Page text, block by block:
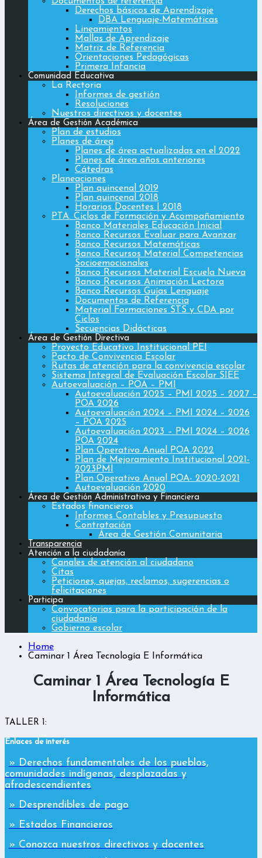
Derechos básicos de Aprendizaje
DBA Lenguaje-Matemáticas
Lineamientos
Mallas de Aprendizaje
Matriz de Referencia
Orientaciones Pedagógicas
Primera Infancia
Comunidad Educativa
La Rectoria
Informes de gestión
Resoluciones
Nuestros directivos y docentes
Área de Gestión Académica
Plan de estudios
Planes de área
Planes de área actualizadas en el 2022
Planes de área años anteriores
Cátedras
Planeaciones
Plan quincenal 2019
Plan quincenal 2018
Horarios Docentes | 2018
PTA. Ciclos de Formación y Acompañamiento
Banco Materiales Educación Inicial
Banco Recursos Evaluar para Avanzar
Banco Recursos Matemáticas
Banco Recursos Material Competencias
Socioemocionales
Banco Recursos Material Escuela Nueva
Banco Recursos Animación Lectora
Banco Recursos Guías Lenguaje
Documentos de Referencia
Material Formaciones STS y CDA por
Ciclos
Secuencias Didácticas
Área de Gestión Directiva
Proyecto Educativo Institucional PEI
Pacto de Convivencia Escolar
Rutas de atención para la convivencia escolar
Sistema Integral de Evaluación Escolar SIEE
Autoevaluación – POA – PMI
Autoevaluación 2025 – PMI 2025 – 2027 –
POA 2026
Autoevaluación 2024 – PMI 2024 – 2026
– POA 2025
Autoevaluación 2023 – PMI 2024 – 2026
POA 2024
Plan Operativo Anual POA 2022
Plan de Mejoramiento Institucional 2021-
2023PMI
Plan Operativo Anual POA- 2020-2021
Autoevaluación 2020
Área de Gestión Administrativa y Financiera
Estados financieros
Informes Contables y Presupuesto
Contratación
Área de Gestión Comunitaria
Transparencia
Atención a la ciudadanía
Canales de atención al ciudadano
Citas
Peticiones, quejas, reclamos, sugerencias o
felicitaciones
Participa
Convocatorias para la participación de la
ciudadanía
Gobierno escolar
Home
Caminar 1 Área Tecnología E Informática
Caminar 1 Área Tecnología E
Informática
TALLER 1:
Enlaces de interés
» Derechos fundamentales de los pueblos,
comunidades indígenas, desplazadas y
afrodescendientes
» Desprendibles de pago
» Estados Financieros
» Conozca nuestros directivos y docentes